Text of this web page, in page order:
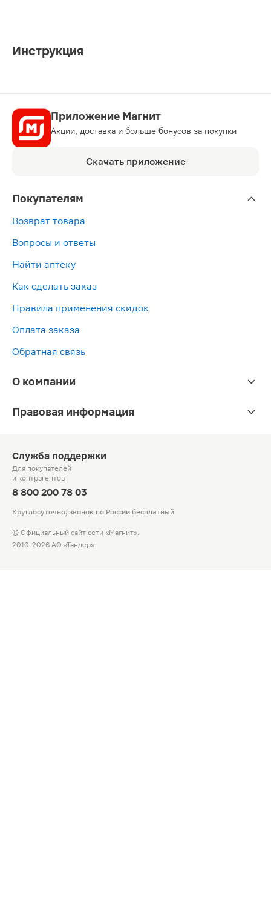
Инструкция
Приложение Магнит
Акции, доставка и больше бонусов за покупки
Скачать приложение
Покупателям
Возврат товара
Вопросы и ответы
Найти аптеку
Как сделать заказ
Правила применения скидок
Оплата заказа
Обратная связь
О компании
Правовая информация
Служба поддержки
Для покупателей
и контрагентов
8 800 200 78 03
Круглосуточно, звонок по России бесплатный
© Официальный сайт сети «Магнит».
2010-2026 АО «Тандер»